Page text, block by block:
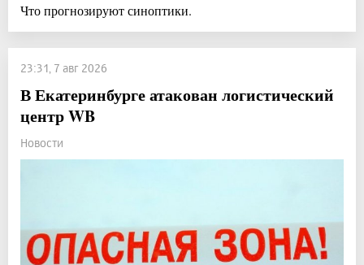
Что прогнозируют синоптики.
23:31, 7 авг 2026
В Екатеринбурге атакован логистический
центр WB
Новости